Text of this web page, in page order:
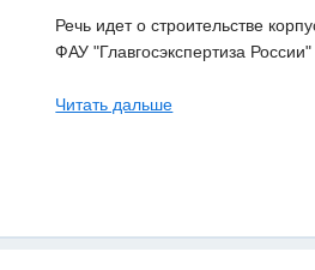
Речь идет о строительстве
ФАУ "Главгосэкспертиза
Читать дальше